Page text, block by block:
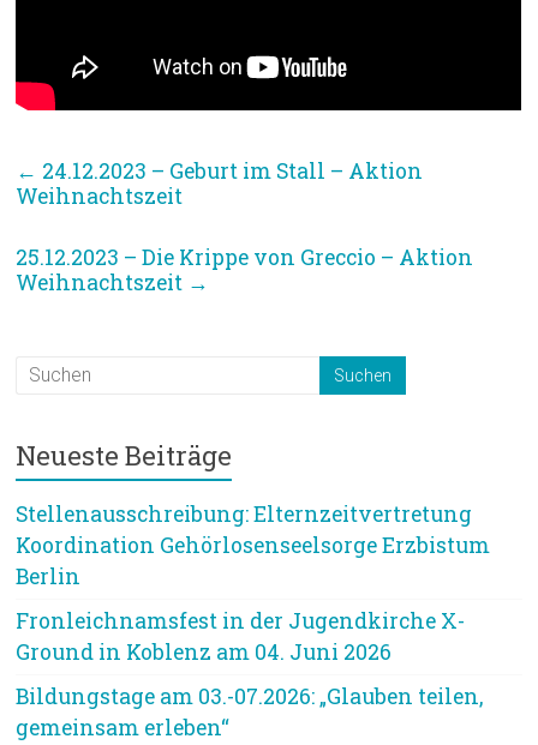
← 24.12.2023 – Geburt im Stall – Aktion
Weihnachtszeit
25.12.2023 – Die Krippe von Greccio – Aktion
Weihnachtszeit →
Neueste Beiträge
Stellenausschreibung: Elternzeitvertretung
Koordination Gehörlosenseelsorge Erzbistum
Berlin
Fronleichnamsfest in der Jugendkirche X-
Ground in Koblenz am 04. Juni 2026
Bildungstage am 03.-07.2026: „Glauben teilen,
gemeinsam erleben“